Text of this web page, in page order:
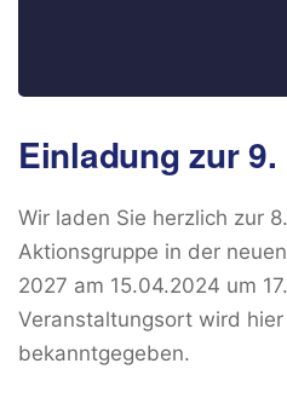
Einladung zur
Wir laden Sie herzlich zur
Aktionsgruppe in der
2027 am 15.04.2024 um
Veranstaltungsort wird hier
bekanntgegeben.